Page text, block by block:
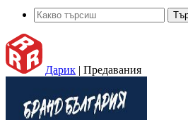
Дарик | Предавания